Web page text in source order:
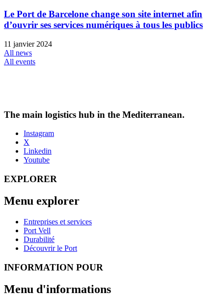
Le Port de Barcelone change son site internet afin
d’ouvrir ses services numériques à tous les publics
11 janvier 2024
All news
All events
The main logistics hub in the Mediterranean.
Instagram
X
Linkedin
Youtube
EXPLORER
Menu explorer
Entreprises et services
Port Vell
Durabilité
Découvrir le Port
INFORMATION POUR
Menu d'informations